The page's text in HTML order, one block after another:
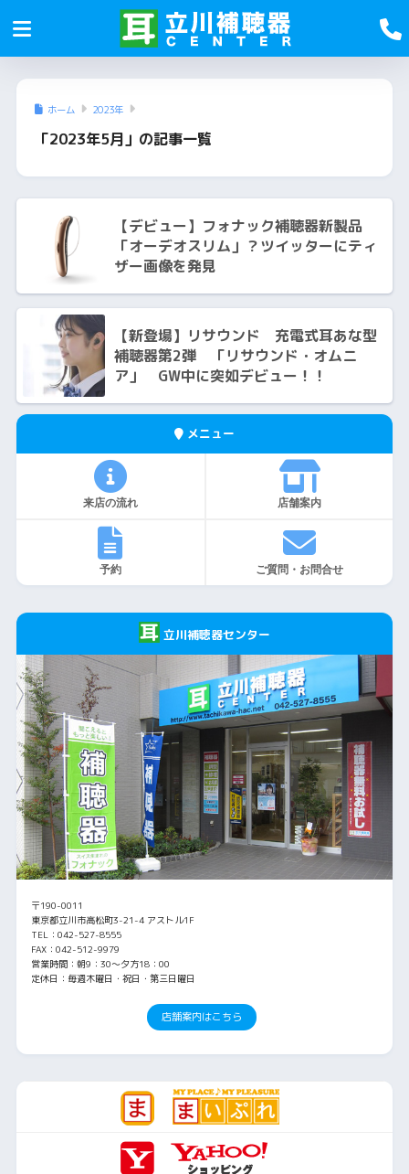
ホーム 2023年
「2023年5月」の記事一覧
【デビュー】フォナック補聴器新製品
「オーデオスリム」？ツイッターにティ
ザー画像を発見
【新登場】リサウンド 充電式耳あな型
補聴器第2弾 「リサウンド・オムニ
ア」 GW中に突如デビュー！！
メニュー
来店の流れ 店舗案内
予約 ご質問・お問合せ
立川補聴器センター
〒190-0011
東京都立川市高松町3-21-4 アストル1F
TEL：042-527-8555
FAX：042-512-9979
営業時間：朝9：30～夕方18：00
定休日：毎週木曜日・祝日・第三日曜日
店舗案内はこちら